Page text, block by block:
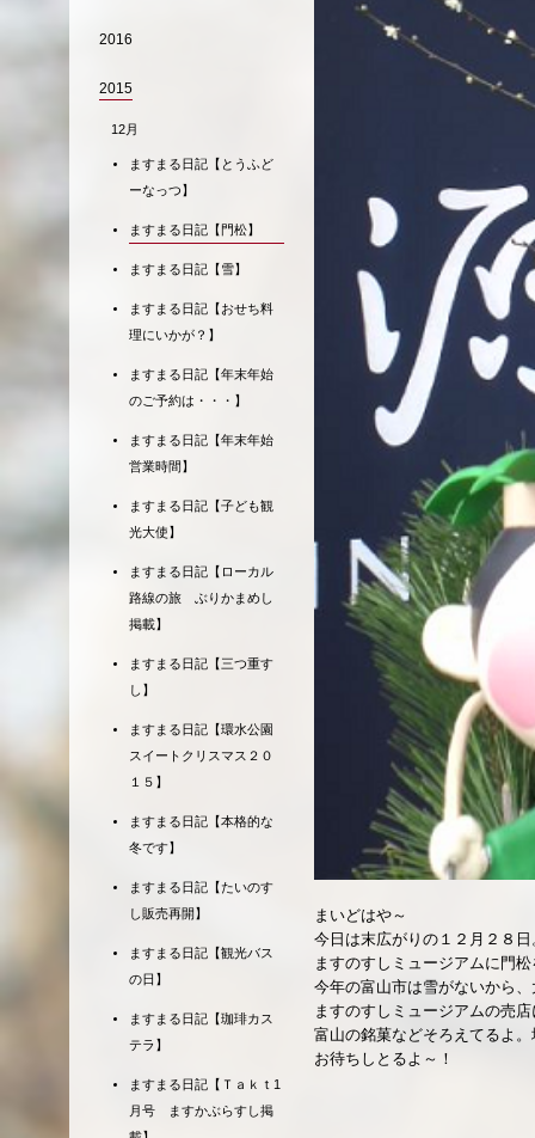
まいどはや～
今日は末広がりの１２月２８日
ますのすしミュージアムに門
今年の富山市は雪がないから
ますのすしミュージアムの売
富山の銘菓などそろえてるよ
お待ちしとるよ～！
2016
2015
12月
ますまる日記【とうふど
ーなっつ】
ますまる日記【門松】
ますまる日記【雪】
ますまる日記【おせち料
理にいかが？】
ますまる日記【年末年始
のご予約は・・・】
ますまる日記【年末年始
営業時間】
ますまる日記【子ども観
光大使】
ますまる日記【ローカル
路線の旅 ぶりかまめし
掲載】
ますまる日記【三つ重す
し】
ますまる日記【環水公園
スイートクリスマス２０
１５】
ますまる日記【本格的な
冬です】
ますまる日記【たいのす
し販売再開】
ますまる日記【観光バス
の日】
ますまる日記【珈琲カス
テラ】
ますまる日記【Ｔａｋｔ1
月号 ますかぶらすし掲